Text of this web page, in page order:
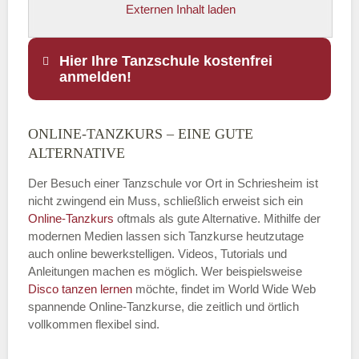
Externen Inhalt laden
Hier Ihre Tanzschule kostenfrei
anmelden!
Name
E-Mail*
Name der Tanzschule
ONLINE-TANZKURS – EINE GUTE
ALTERNATIVE
Der Besuch einer Tanzschule vor Ort in Schriesheim ist
nicht zwingend ein Muss, schließlich erweist sich ein
Online-Tanzkurs oftmals als gute Alternative. Mithilfe der
modernen Medien lassen sich Tanzkurse heutzutage
auch online bewerkstelligen. Videos, Tutorials und
Anleitungen machen es möglich. Wer beispielsweise
Disco tanzen lernen möchte, findet im World Wide Web
spannende Online-Tanzkurse, die zeitlich und örtlich
vollkommen flexibel sind.